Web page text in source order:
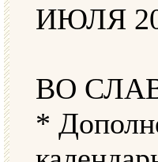
ИЮЛЯ
ВО
*